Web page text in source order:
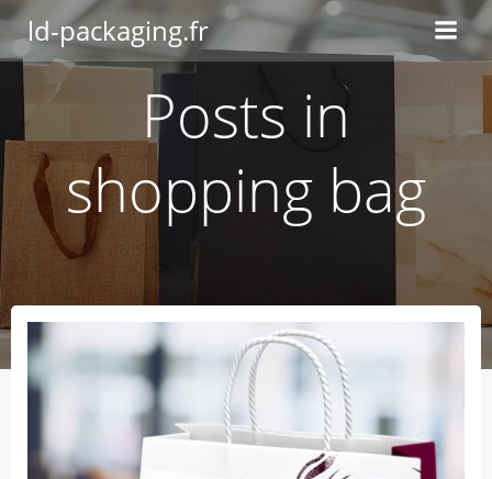
Aller
contenu
ld-packaging.fr
Posts in
shopping bag